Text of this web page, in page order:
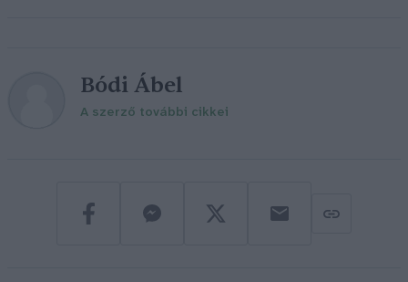
Bódi Ábel
A szerző további cikkei